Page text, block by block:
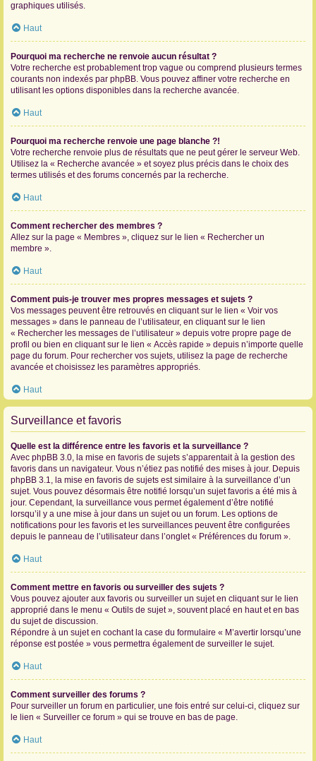
graphiques utilisés.
Haut
Pourquoi ma recherche ne renvoie aucun résultat ?
Votre recherche est probablement trop vague ou comprend plusieurs termes
courants non indexés par phpBB. Vous pouvez affiner votre recherche en
utilisant les options disponibles dans la recherche avancée.
Haut
Pourquoi ma recherche renvoie une page blanche ?!
Votre recherche renvoie plus de résultats que ne peut gérer le serveur Web.
Utilisez la « Recherche avancée » et soyez plus précis dans le choix des
termes utilisés et des forums concernés par la recherche.
Haut
Comment rechercher des membres ?
Allez sur la page « Membres », cliquez sur le lien « Rechercher un
membre ».
Haut
Comment puis-je trouver mes propres messages et sujets ?
Vos messages peuvent être retrouvés en cliquant sur le lien « Voir vos
messages » dans le panneau de l’utilisateur, en cliquant sur le lien
« Rechercher les messages de l’utilisateur » depuis votre propre page de
profil ou bien en cliquant sur le lien « Accès rapide » depuis n’importe quelle
page du forum. Pour rechercher vos sujets, utilisez la page de recherche
avancée et choisissez les paramètres appropriés.
Haut
Surveillance et favoris
Quelle est la différence entre les favoris et la surveillance ?
Avec phpBB 3.0, la mise en favoris de sujets s’apparentait à la gestion des
favoris dans un navigateur. Vous n’étiez pas notifié des mises à jour. Depuis
phpBB 3.1, la mise en favoris de sujets est similaire à la surveillance d’un
sujet. Vous pouvez désormais être notifié lorsqu’un sujet favoris a été mis à
jour. Cependant, la surveillance vous permet également d’être notifié
lorsqu’il y a une mise à jour dans un sujet ou un forum. Les options de
notifications pour les favoris et les surveillances peuvent être configurées
depuis le panneau de l’utilisateur dans l’onglet « Préférences du forum ».
Haut
Comment mettre en favoris ou surveiller des sujets ?
Vous pouvez ajouter aux favoris ou surveiller un sujet en cliquant sur le lien
approprié dans le menu « Outils de sujet », souvent placé en haut et en bas
du sujet de discussion.
Répondre à un sujet en cochant la case du formulaire « M’avertir lorsqu’une
réponse est postée » vous permettra également de surveiller le sujet.
Haut
Comment surveiller des forums ?
Pour surveiller un forum en particulier, une fois entré sur celui-ci, cliquez sur
le lien « Surveiller ce forum » qui se trouve en bas de page.
Haut